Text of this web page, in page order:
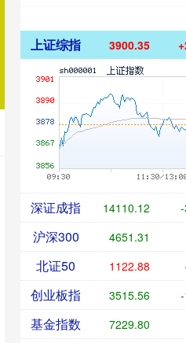
上证综指 3900.35
深证成指 14110.12
沪深300 4651.31
北证50 1122.88
创业板指 3515.56
基金指数 7229.80